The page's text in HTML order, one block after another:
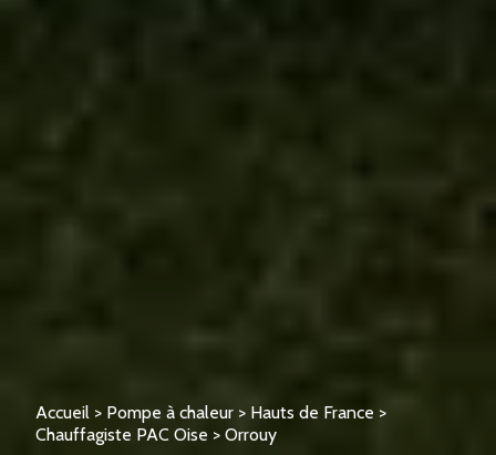
Accueil > Pompe à chaleur > Hauts de France >
Chauffagiste PAC Oise > Orrouy